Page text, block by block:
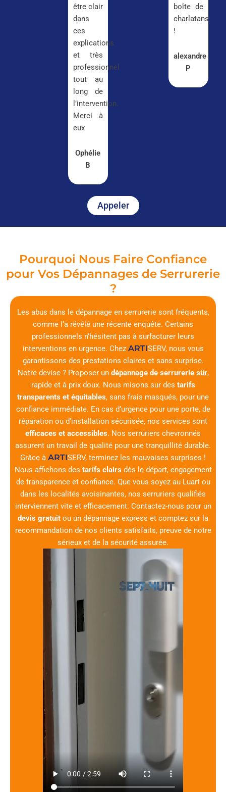
être clair
dans
ces
explications
et très
professionnel
tout au
long de
l’intervention.
Merci à
eux
Ophélie
B
boîte de
charlatans
!
alexandre
P
Appeler
Pourquoi Nous Faire Confiance
pour Vos Dépannages de Serrurerie
?
Les abus dans le dépannage en serrurerie sont fréquents,
comme l’a révélé une récente enquête. Certains
professionnels n’hésitent pas à surfacturer leurs
interventions en urgence. Chez ARTISERV, nous vous
garantissons des prestations claires et sans surprise.
Notre devise ? Proposer un dépannage de serrurerie sûr,
rapide et à prix doux. Nous misons sur des tarifs
transparents et équitables, sans frais masqués, pour une
confiance immédiate. En cas d’urgence pour une porte, de
réparation ou d’installation sécurisée, nos services sont
efficaces et accessibles. Nos serruriers chevronnés
assurent un travail de qualité pour une tranquillité durable.
Grâce à ARTISERV, terminez les mauvaises surprises !
Nous affichons des tarifs clairsdès le départ, engagement
de transparence et confiance. Que vous soyez au Luart ou
dans les localités avoisinantes, nos serruriers qualifiés
interviennent vite et efficacement. Contactez-nous pour un
devis gratuit ou un dépannage express et comptez sur la
recommandation de nos clients satisfaits, preuve de notre
sérieux et de la sécurité assurée.